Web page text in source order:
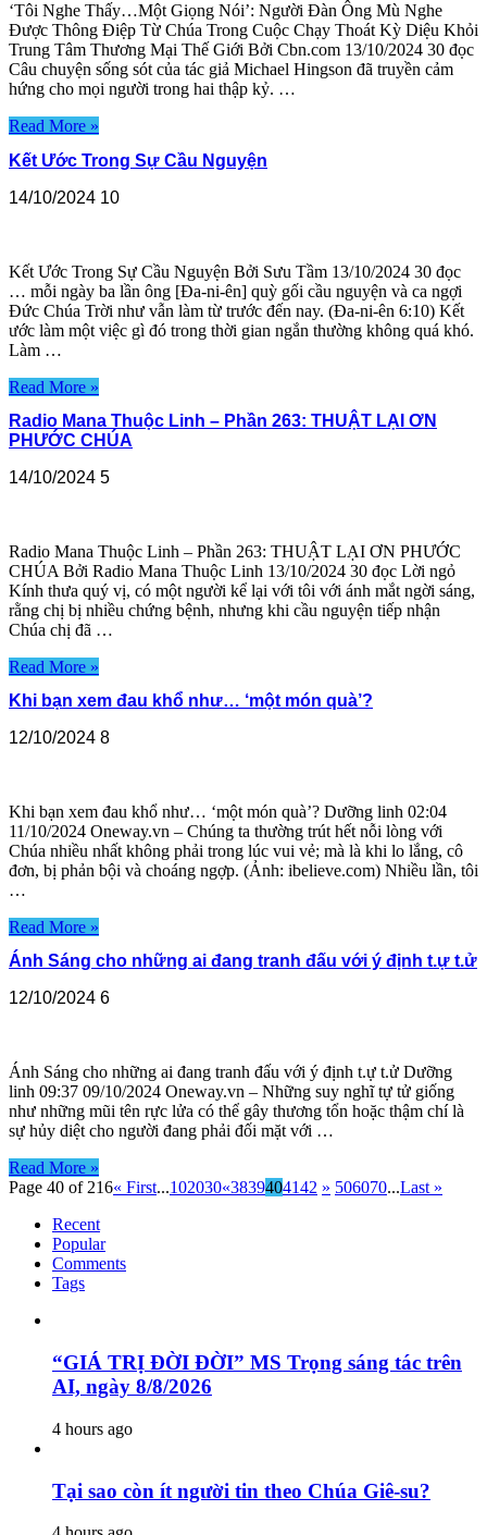
‘Tôi Nghe Thấy…Một Giọng Nói’: Người Đàn Ông Mù Nghe
Được Thông Điệp Từ Chúa Trong Cuộc Chạy Thoát Kỳ Diệu Khỏi
Trung Tâm Thương Mại Thế Giới Bởi Cbn.com 13/10/2024 30 đọc
Câu chuyện sống sót của tác giả Michael Hingson đã truyền cảm
hứng cho mọi người trong hai thập kỷ. …
Read More »
Kết Ước Trong Sự Cầu Nguyện
14/10/2024 10
Kết Ước Trong Sự Cầu Nguyện Bởi Sưu Tầm 13/10/2024 30 đọc
… mỗi ngày ba lần ông [Đa-ni-ên] quỳ gối cầu nguyện và ca ngợi
Đức Chúa Trời như vẫn làm từ trước đến nay. (Đa-ni-ên 6:10) Kết
ước làm một việc gì đó trong thời gian ngắn thường không quá khó.
Làm …
Read More »
Radio Mana Thuộc Linh – Phần 263: THUẬT LẠI ƠN
PHƯỚC CHÚA
14/10/2024 5
Radio Mana Thuộc Linh – Phần 263: THUẬT LẠI ƠN PHƯỚC
CHÚA Bởi Radio Mana Thuộc Linh 13/10/2024 30 đọc Lời ngỏ
Kính thưa quý vị, có một người kể lại với tôi với ánh mắt ngời sáng,
rằng chị bị nhiều chứng bệnh, nhưng khi cầu nguyện tiếp nhận
Chúa chị đã …
Read More »
Khi bạn xem đau khổ như… ‘một món quà’?
12/10/2024 8
Khi bạn xem đau khổ như… ‘một món quà’? Dưỡng linh 02:04
11/10/2024 Oneway.vn – Chúng ta thường trút hết nỗi lòng với
Chúa nhiều nhất không phải trong lúc vui vẻ; mà là khi lo lắng, cô
đơn, bị phản bội và choáng ngợp. (Ảnh: ibelieve.com) Nhiều lần, tôi
…
Read More »
Ánh Sáng cho những ai đang tranh đấu với ý định t.ự t.ử
12/10/2024 6
Ánh Sáng cho những ai đang tranh đấu với ý định t.ự t.ử Dưỡng
linh 09:37 09/10/2024 Oneway.vn – Những suy nghĩ tự tử giống
như những mũi tên rực lửa có thể gây thương tổn hoặc thậm chí là
sự hủy diệt cho người đang phải đối mặt với …
Read More »
Page 40 of 216« First...102030«3839404142 » 506070...Last »
Recent
Popular
Comments
Tags
“GIÁ TRỊ ĐỜI ĐỜI” MS Trọng sáng tác trên
AI, ngày 8/8/2026
4 hours ago
Tại sao còn ít người tin theo Chúa Giê-su?